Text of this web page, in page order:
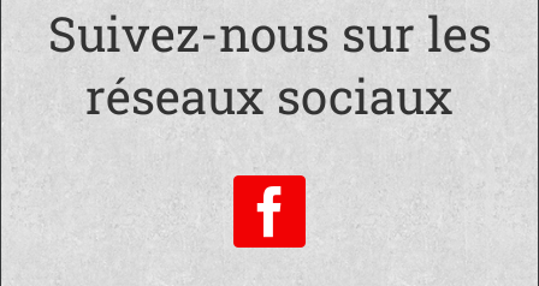
Suivez-nous sur les
réseaux sociaux